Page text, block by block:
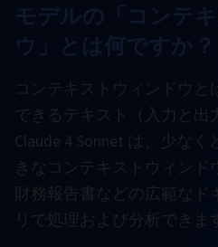
モデルの「コンテキ
ウ」とは何ですか？
コンテキストウィンドウ
できるテキスト（入力と出
Claude 4 Sonnet は、少な
きなコンテキストウィン
財務報告書などの広範なド
リで処理および分析できま